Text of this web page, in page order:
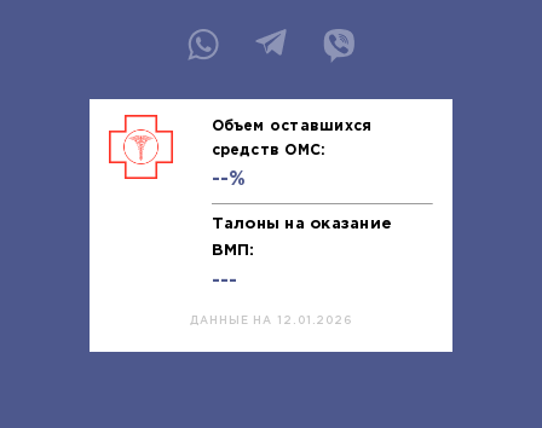
Объем оставшихся
средств ОМС:
--%
Талоны на оказание
ВМП:
---
ДАННЫЕ НА 12.01.2026